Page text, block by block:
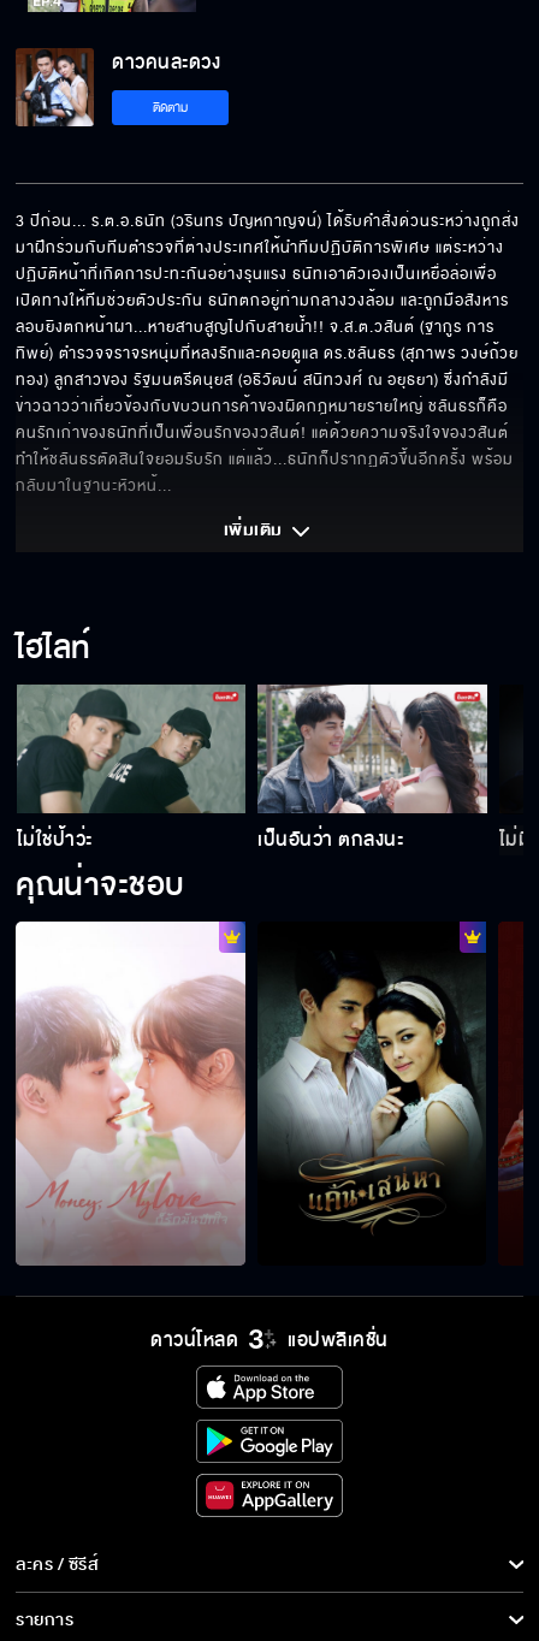
ดาวคนละดวง
ติดตาม
3 ปีก่อน... ร.ต.อ.ธนัท (วรินทร ปัญหกาญจน์) ได้รับคำสั่งด่วนระหว่างถูกส่ง
มาฝึกร่วมกับทีมตำรวจที่ต่างประเทศให้นำทีมปฏิบัติการพิเศษ แต่ระหว่าง
ปฏิบัติหน้าที่เกิดการปะทะกันอย่างรุนแรง ธนัทเอาตัวเองเป็นเหยื่อล่อเพื่อ
เปิดทางให้ทีมช่วยตัวประกัน ธนัทตกอยู่ท่ามกลางวงล้อม และถูกมือสังหาร
ลอบยิงตกหน้าผา...หายสาบสูญไปกับสายน้ำ!! จ.ส.ต.วสันต์ (ฐากูร การ
ทิพย์) ตำรวจจราจรหนุ่มที่หลงรักและคอยดูแล ดร.ชลันธร (สุภาพร วงษ์ถ้วย
ทอง) ลูกสาวของ รัฐมนตรีดนุยส (อธิวัฒน์ สนิทวงศ์ ณ อยุธยา) ซึ่งกำลังมี
ข่าวฉาวว่าเกี่ยวข้องกับขบวนการค้าของผิดกฎหมายรายใหญ่ ชลันธรก็คือ
คนรักเก่าของธนัทที่เป็นเพื่อนรักของวสันต์! แต่ด้วยความจริงใจของวสันต์
ทำให้ชลันธรตัดสินใจยอมรับรัก แต่แล้ว...ธนัทก็ปรากฏตัวขึ้นอีกครั้ง พร้อม
กลับมาในฐานะหัวหน้...
เพิ่มเติม
ไฮไลท์
ไม่ใช่ป้าว่ะ เป็นอันว่า ตกลงนะ ไม่มี
คุณน่าจะชอบ
ดาวน์โหลด แอปพลิเคชั่น
ละคร / ซีรีส์
ละคร/ซีรีส์
รายการ